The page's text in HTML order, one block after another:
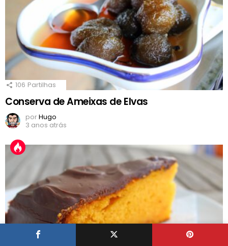
106 Partilhas
Conserva de Ameixas de Elvas
porHugo
3 anos atrás